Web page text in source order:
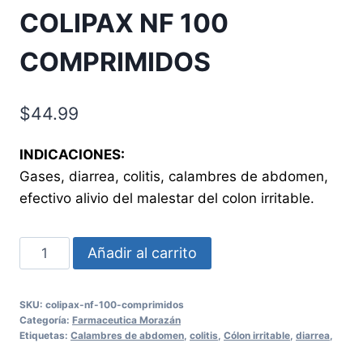
COLIPAX NF 100
COMPRIMIDOS
$44.99
INDICACIONES:
Gases, diarrea, colitis, calambres de abdomen,
efectivo alivio del malestar del colon irritable.
COLIPAX
NF
COMPRIMIDOS
cantidad
Añadir al carrito
SKU: colipax-nf-100-comprimidos
Categoría: Farmaceutica Morazán
Etiquetas: Calambres de abdomen colitis Cólon irritable diarrea